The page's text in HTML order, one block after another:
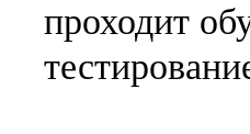
проходит